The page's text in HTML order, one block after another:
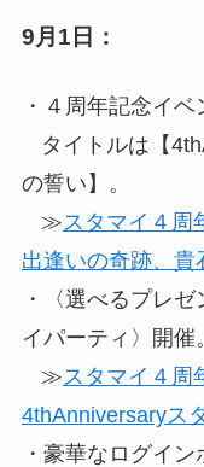
9月1日：
・４周年記念イベ
タイトルは【
の誓い】。
≫ スタマイ４周
出逢いの奇跡、貴
・〈選べるプレ
イパーティ〉開催。
≫ スタマイ４周
4thAnniversaryス
・豪華なログイン